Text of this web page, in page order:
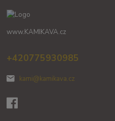
www.KAMIKAVA.cz
+420775930985
kami@kamikava.cz